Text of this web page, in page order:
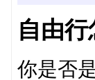
自由
你是否